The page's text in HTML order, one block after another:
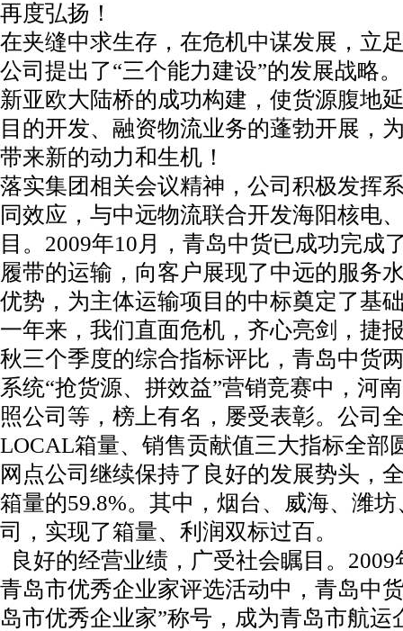
再度弘扬！
在夹缝中求生存，在危机中谋发展，立
公司提出了“三个能力建设”的发展战略。
新亚欧大陆桥的成功构建，使货源腹地
目的开发、融资物流业务的蓬勃开展，
带来新的动力和生机！
落实集团相关会议精神，公司积极发挥
同效应，与中远物流联合开发海阳核电
目。2009年10月，青岛中货已成功完成
履带的运输，向客户展现了中远的服务
优势，为主体运输项目的中标奠定了基
一年来，我们直面危机，齐心亮剑，捷
秋三个季度的综合指标评比，青岛中货
系统“抢货源、拼效益”营销竞赛中，河
照公司等，榜上有名，屡受表彰。公司
LOCAL箱量、销售贡献值三大指标全部
网点公司继续保持了良好的发展势头，
箱量的59.8%。其中，烟台、威海、潍
司，实现了箱量、利润双标过百。
良好的经营业绩，广受社会瞩目。
青岛市优秀企业家评选活动中，青岛中
岛市优秀企业家”称号，成为青岛市航运